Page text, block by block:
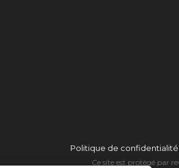
Politique de confidentialité
Ce site est protégé par